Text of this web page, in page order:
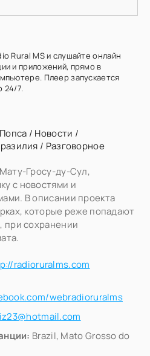
Rural MS и слушайте онлайн
и приложений, прямо в
Плеер запускается
24/7.
Попса / Новости /
/ Разговорное
Гросу-ду-Сул,
с новостями и
В описании проекта
которые реже попадают
при сохранении
radioruralms.com
webradioruralms
Brazil, Mato Grosso do